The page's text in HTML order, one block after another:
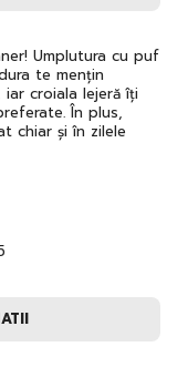
Umplutura cu puf
te mențin
croiala lejeră îți
În plus,
chiar și în zilele